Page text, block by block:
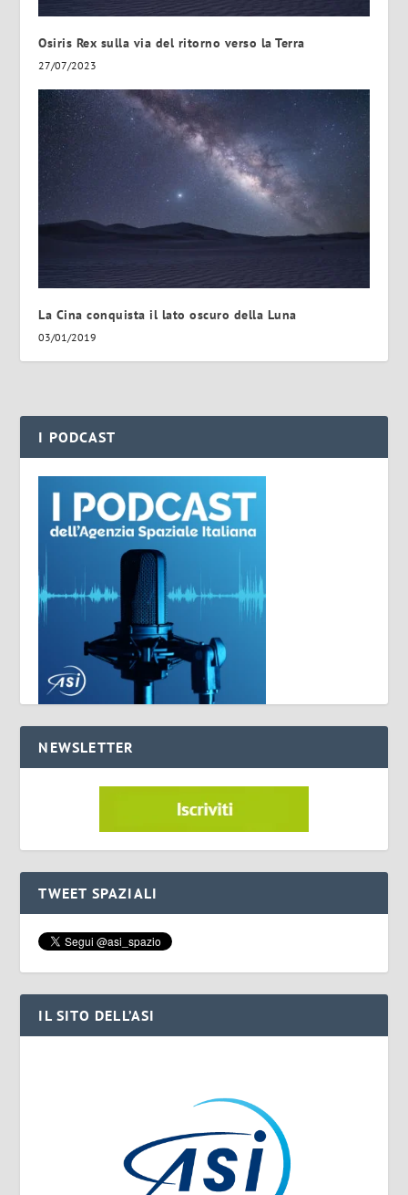
Osiris Rex sulla via del ritorno verso la Terra
27/07/2023
La Cina conquista il lato oscuro della Luna
03/01/2019
I PODCAST
NEWSLETTER
TWEET SPAZIALI
IL SITO DELL’ASI